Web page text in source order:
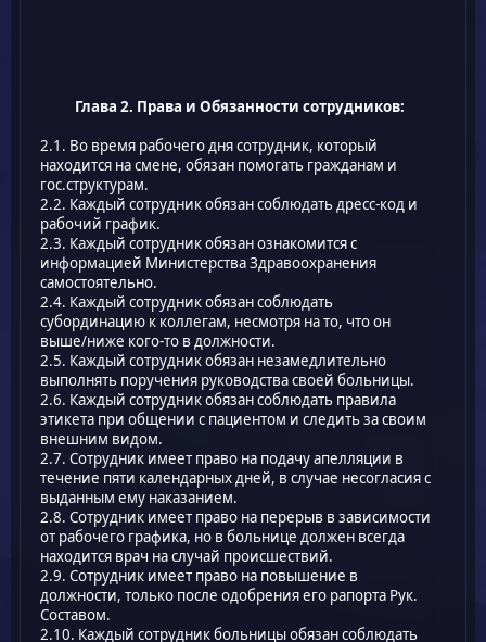
Глава 2. Права и Обязанности сотрудников:
2.1. Во время рабочего дня сотрудник, который
находится на смене, обязан помогать гражданам и
гос.структурам.
2.2. Каждый сотрудник обязан соблюдать дресс-код и
рабочий график.
2.3. Каждый сотрудник обязан ознакомится с
информацией Министерства Здравоохранения
самостоятельно.
2.4. Каждый сотрудник обязан соблюдать
субординацию к коллегам, несмотря на то, что он
выше/ниже кого-то в должности.
2.5. Каждый сотрудник обязан незамедлительно
выполнять поручения руководства своей больницы.
2.6. Каждый сотрудник обязан соблюдать правила
этикета при общении с пациентом и следить за своим
внешним видом.
2.7. Сотрудник имеет право на подачу апелляции в
течение пяти календарных дней, в случае несогласия с
выданным ему наказанием.
2.8. Сотрудник имеет право на перерыв в зависимости
от рабочего графика, но в больнице должен всегда
находится врач на случай происшествий.
2.9. Сотрудник имеет право на повышение в
должности, только после одобрения его рапорта Рук.
Составом.
2.10. Каждый сотрудник больницы обязан соблюдать